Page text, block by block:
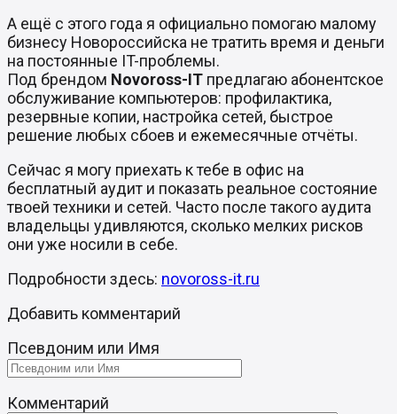
А ещё с этого года я официально помогаю малому
бизнесу Новороссийска не тратить время и деньги
на постоянные IT-проблемы.
Под брендом Novoross-IT предлагаю абонентское
обслуживание компьютеров: профилактика,
резервные копии, настройка сетей, быстрое
решение любых сбоев и ежемесячные отчёты.
Сейчас я могу приехать к тебе в офис на
бесплатный аудит и показать реальное состояние
твоей техники и сетей. Часто после такого аудита
владельцы удивляются, сколько мелких рисков
они уже носили в себе.
Подробности здесь: novoross-it.ru
Добавить комментарий
Псевдоним или Имя
Комментарий